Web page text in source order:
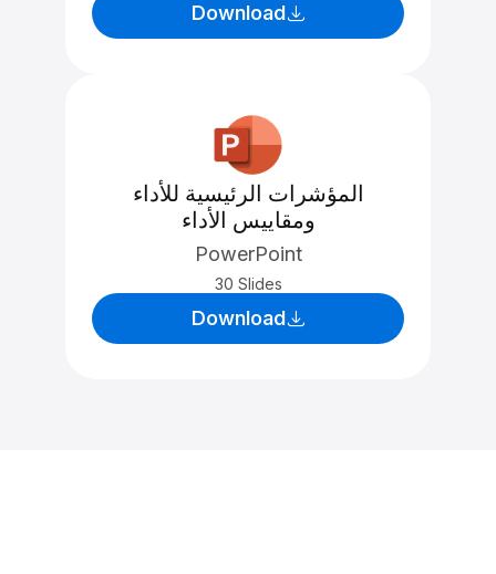
Download
المؤشرات الرئيسية للأداء
ومقاييس الأداء
PowerPoint
30 Slides
Download